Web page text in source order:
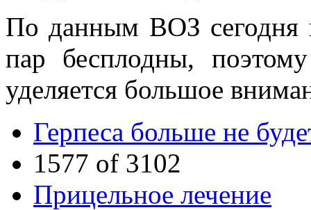
По данным ВОЗ сегодня
пар бесплодны,
уделяется большое
Герпеса больше не
1577 of 3102
Прицельное лечение